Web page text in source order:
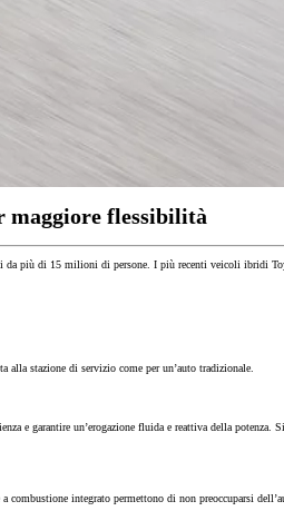
maggiore flessibilità
più di 15 milioni di persone. I più recenti veicoli ibridi
stazione di servizio come per un’auto tradizionale.
e garantire un’erogazione fluida e reattiva della
integrato permettono di non preoccuparsi